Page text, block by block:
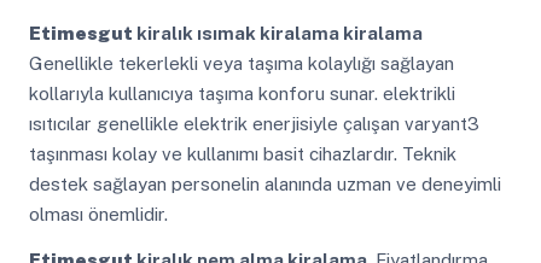
Etimesgut kiralık ısımak kiralama kiralama
Genellikle tekerlekli veya taşıma kolaylığı sağlayan
kollarıyla kullanıcıya taşıma konforu sunar. elektrikli
ısıtıcılar genellikle elektrik enerjisiyle çalışan varyant3
taşınması kolay ve kullanımı basit cihazlardır. Teknik
destek sağlayan personelin alanında uzman ve deneyimli
olması önemlidir.